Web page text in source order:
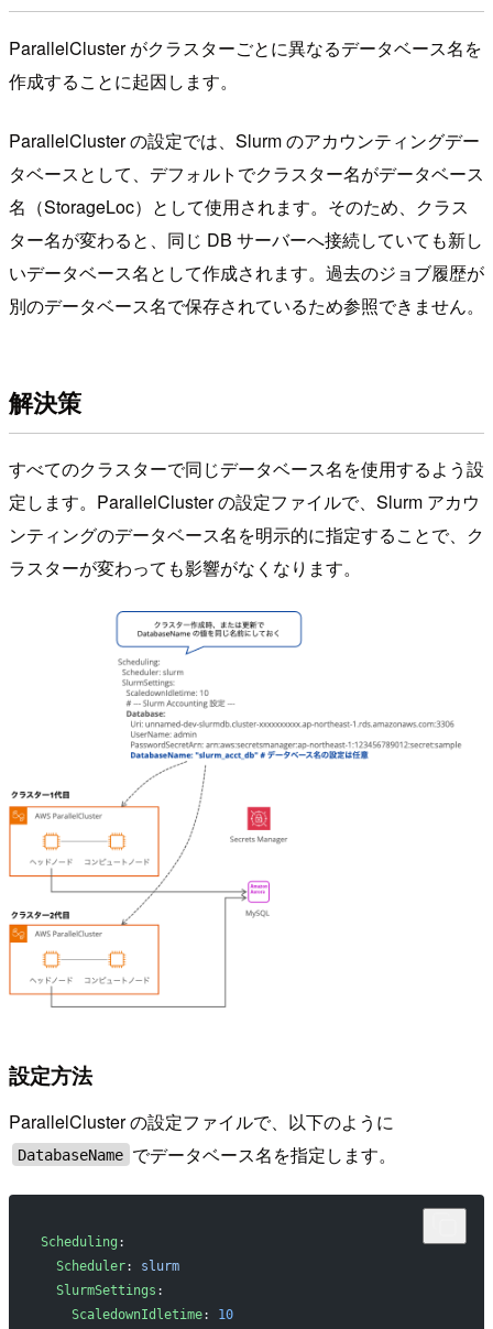
ParallelCluster がクラスターごとに異なるデータベース名を
作成することに起因します。
ParallelCluster の設定では、Slurm のアカウンティングデー
タベースとして、デフォルトでクラスター名がデータベース
名（StorageLoc）として使用されます。そのため、クラス
ター名が変わると、同じ DB サーバーへ接続していても新し
いデータベース名として作成されます。過去のジョブ履歴が
別のデータベース名で保存されているため参照できません。
解決策
すべてのクラスターで同じデータベース名を使用するよう設
定します。ParallelCluster の設定ファイルで、Slurm アカウ
ンティングのデータベース名を明示的に指定することで、ク
ラスターが変わっても影響がなくなります。
設定方法
ParallelCluster の設定ファイルで、以下のように
DatabaseName でデータベース名を指定します。
Scheduling :
  Scheduler
: slurm
  SlurmSettings
:
    ScaledownIdletime
: 10